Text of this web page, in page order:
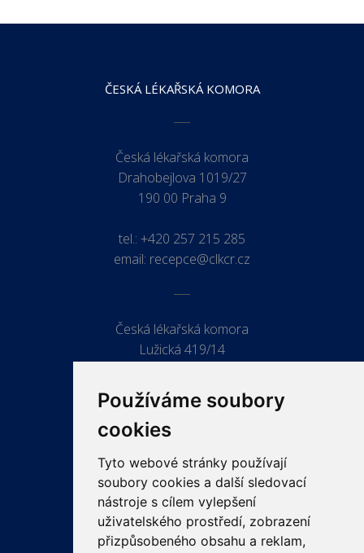
Používáme soubory
cookies
Tyto webové stránky používají
soubory cookies a další sledovací
nástroje s cílem vylepšení
uživatelského prostředí, zobrazení
přizpůsobeného obsahu a reklam,
ČESKÁ LÉKAŘSKÁ KOMORA
Česká lékařská komora
Drahobejlova 1019/27
190 00 Praha 9
tel.: +420 257 215 285
email: recepce@clkcr.cz
Česká lékařská komora
Lužická 419/14
ODKAZY
PRO LÉKAŘE
PRO VEŘEJNOST